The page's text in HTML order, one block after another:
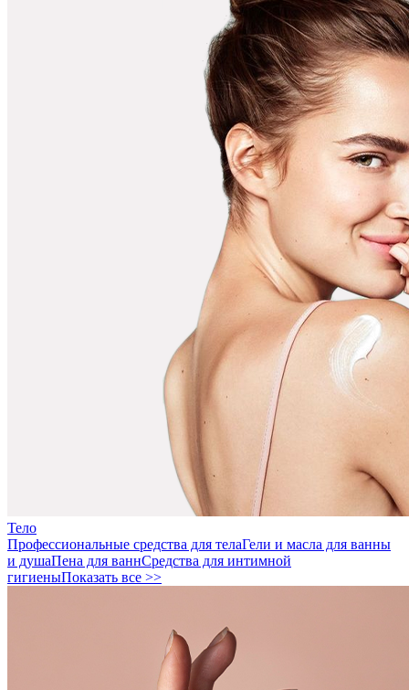
Тело
Профессиональные средства для телаГели и масла для ванны
и душаПена для ваннСредства для интимной
гигиеныПоказать все >>